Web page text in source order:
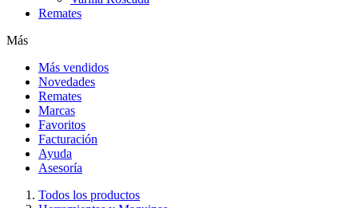
Remates
Más
Más vendidos
Novedades
Remates
Marcas
Favoritos
Facturación
Ayuda
Asesoría
Todos los productos